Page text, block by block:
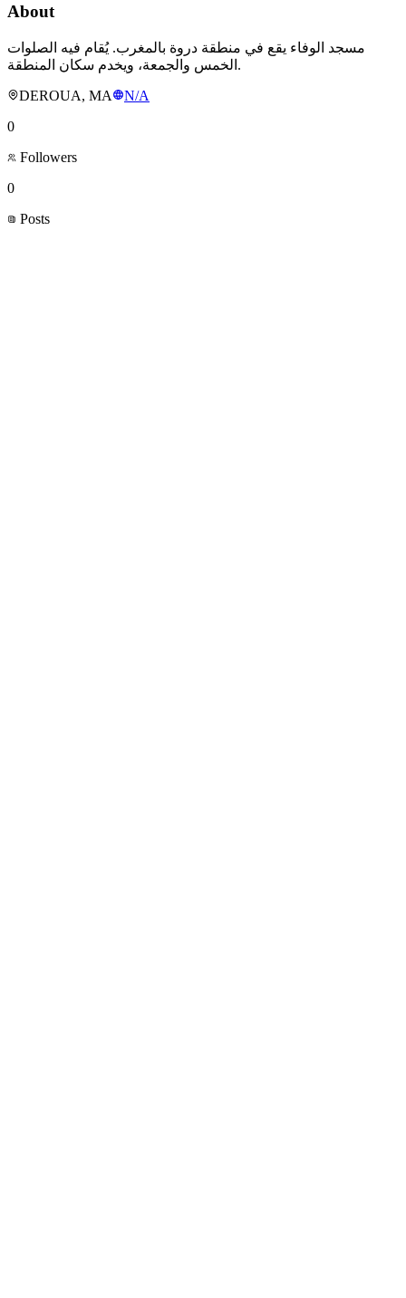
About
مسجد الوفاء يقع في منطقة دروة بالمغرب. يُقام فيه الصلوات
الخمس والجمعة، ويخدم سكان المنطقة.
DEROUA, MA
N/A
0
Followers
0
Posts